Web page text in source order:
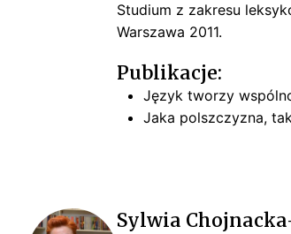
Studium z zakresu
Warszawa 2011.
Publikacje:
Język tworzy
Jaka polszczyzna,
Sylwia